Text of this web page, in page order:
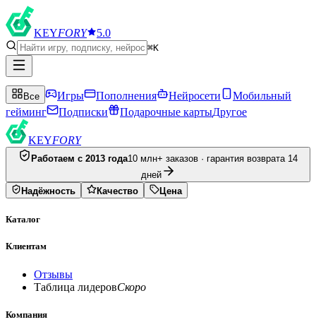
KEYFORY 5.0
⌘K
Все Игры Пополнения Нейросети
Мобильный
гейминг
Подписки Подарочные картыДругое
KEYFORY
Работаем с 2013 года10 млн+ заказов · гарантия возврата 14
дней
Надёжность
Качество Цена
Каталог
Клиентам
Отзывы
Таблица лидеровСкоро
Компания